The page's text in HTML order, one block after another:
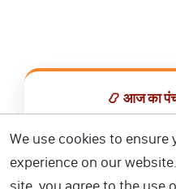
📿 आज का
📅 हिंदी
We use cookies to ensure
experience on our